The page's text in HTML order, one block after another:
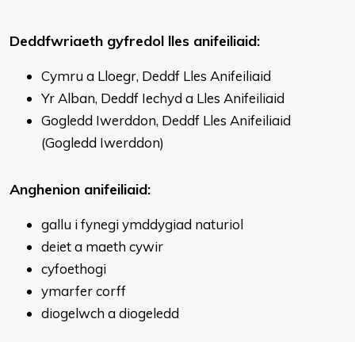
Deddfwriaeth gyfredol lles anifeiliaid:
Cymru a Lloegr, Deddf Lles Anifeiliaid
Yr Alban, Deddf Iechyd a Lles Anifeiliaid
Gogledd Iwerddon, Deddf Lles Anifeiliaid
(Gogledd Iwerddon)
Anghenion anifeiliaid:
gallu i fynegi ymddygiad naturiol
deiet a maeth cywir
cyfoethogi
ymarfer corff
diogelwch a diogeledd